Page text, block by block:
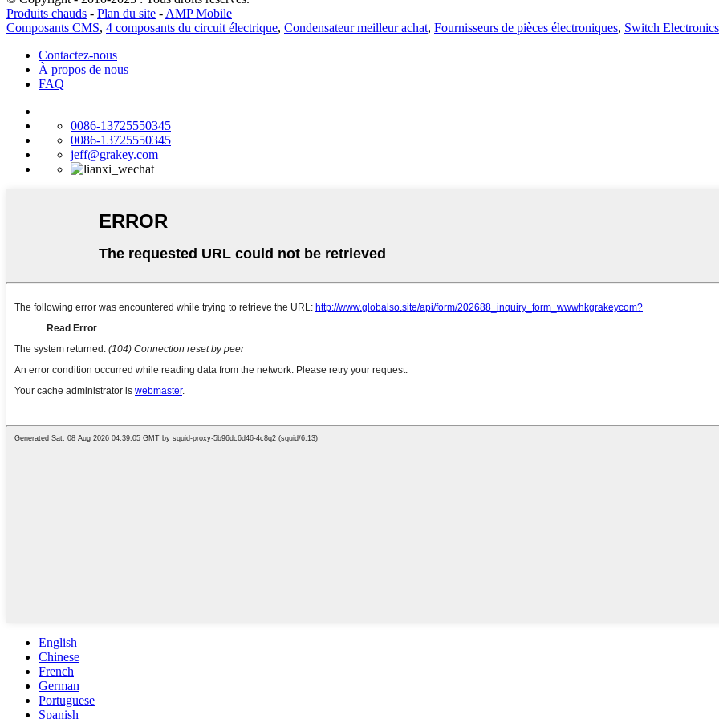
Produits chauds - Plan du site - AMP Mobile
Composants CMS, 4 composants du circuit électrique, Condensateur meilleur achat, Fournisseurs de pièces électroniques, Switch
Contactez-nous
À propos de nous
FAQ
0086-13725550345
0086-13725550345
jeff@grakey.com
English
Chinese
French
German
Portuguese
Spanish